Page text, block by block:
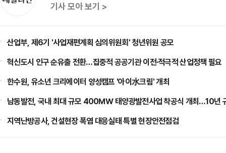
기사 모아 보기 >
산업부, 제6기 '사업재편계획 심의위원회' 청년위원 공모
혁신도시 인구 순유출 전환…집중적 공공기관 이전·적극적 산업정책 필요
한수원, 유소년 크리에이터 양성캠프 '아이水크림' 개최
남동발전, 국내 최대 규모 400㎿ 태양광발전사업 착공식 개최…10년
지역난방공사, 건설현장 폭염 대응실태 특별 현장안전점검